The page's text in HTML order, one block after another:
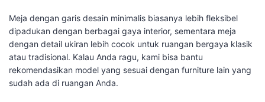
Meja dengan garis desain minimalis biasanya lebih fleksibel
dipadukan dengan berbagai gaya interior, sementara meja
dengan detail ukiran lebih cocok untuk ruangan bergaya klasik
atau tradisional. Kalau Anda ragu, kami bisa bantu
rekomendasikan model yang sesuai dengan furniture lain yang
sudah ada di ruangan Anda.